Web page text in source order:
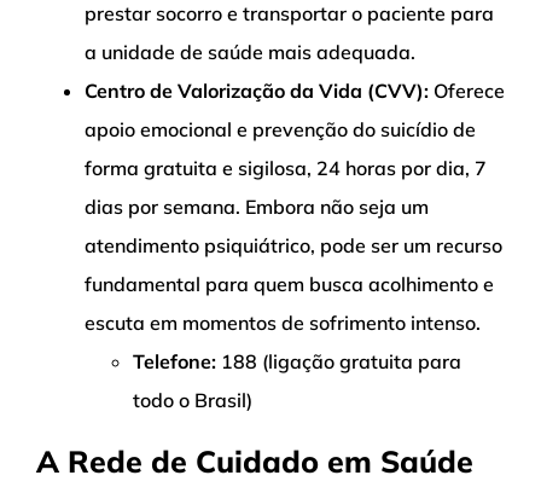
prestar socorro e transportar o paciente para
a unidade de saúde mais adequada.
Centro de Valorização da Vida (CVV): Oferece
apoio emocional e prevenção do suicídio de
forma gratuita e sigilosa, 24 horas por dia, 7
dias por semana. Embora não seja um
atendimento psiquiátrico, pode ser um recurso
fundamental para quem busca acolhimento e
escuta em momentos de sofrimento intenso.
Telefone: 188 (ligação gratuita para
todo o Brasil)
A Rede de Cuidado em Saúde